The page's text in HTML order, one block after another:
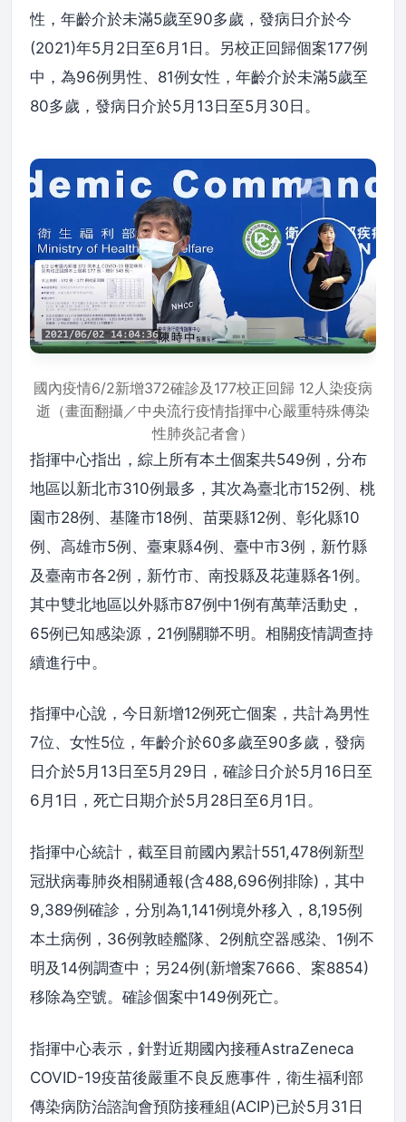
性，年齡介於未滿5歲至90多歲，發病日介於今
(2021)年5月2日至6月1日。另校正回歸個案177例
中，為96例男性、81例女性，年齡介於未滿5歲至
80多歲，發病日介於5月13日至5月30日。
國內疫情6/2新增372確診及177校正回歸 12人染疫病
逝（畫面翻攝／中央流行疫情指揮中心嚴重特殊傳染
性肺炎記者會）
指揮中心指出，綜上所有本土個案共549例，分布
地區以新北市310例最多，其次為臺北市152例、桃
園市28例、基隆市18例、苗栗縣12例、彰化縣10
例、高雄市5例、臺東縣4例、臺中市3例，新竹縣
及臺南市各2例，新竹市、南投縣及花蓮縣各1例。
其中雙北地區以外縣市87例中1例有萬華活動史，
65例已知感染源，21例關聯不明。相關疫情調查持
續進行中。
指揮中心說，今日新增12例死亡個案，共計為男性
7位、女性5位，年齡介於60多歲至90多歲，發病
日介於5月13日至5月29日，確診日介於5月16日至
6月1日，死亡日期介於5月28日至6月1日。
指揮中心統計，截至目前國內累計551,478例新型
冠狀病毒肺炎相關通報(含488,696例排除)，其中
9,389例確診，分別為1,141例境外移入，8,195例
本土病例，36例敦睦艦隊、2例航空器感染、1例不
明及14例調查中；另24例(新增案7666、案8854)
移除為空號。確診個案中149例死亡。
指揮中心表示，針對近期國內接種AstraZeneca
COVID-19疫苗後嚴重不良反應事件，衛生福利部
傳染病防治諮詢會預防接種組(ACIP)已於5月31日